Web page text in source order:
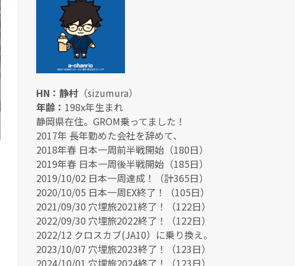
HN：静村 （sizumura）
年齢： 198x年生まれ
静岡県在住。GROM乗ってました！
2017年 長年勤めた会社を辞めて、
2018年春 日本一周前半戦開始（180日）
2019年春 日本一周後半戦開始（185日）
2019/10/02 日本一周達成！（計365日）
2020/10/05 日本一周EX終了！（105日）
2021/09/30 穴埋旅2021終了！（122日）
2022/09/30 穴埋旅2022終了！（122日）
2022/12 クロスカブ(JA10）に乗り換え。
2023/10/07 穴埋旅2023終了！（123日）
2024/10/01 穴埋旅2024終了！（123日）